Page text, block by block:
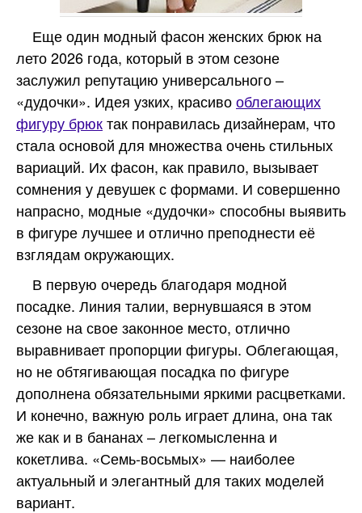
Еще один модный фасон женских брюк на
лето 2026 года, который в этом сезоне
заслужил репутацию универсального –
«дудочки». Идея узких, красивооблегающих
фигуру брюктак понравилась дизайнерам, что
стала основой для множества очень стильных
вариаций. Их фасон, как правило, вызывает
сомнения у девушек с формами. И совершенно
напрасно, модные «дудочки» способны выявить
в фигуре лучшее и отлично преподнести её
взглядам окружающих.
В первую очередь благодаря модной
посадке. Линия талии, вернувшаяся в этом
сезоне на свое законное место, отлично
выравнивает пропорции фигуры. Облегающая,
но не обтягивающая посадка по фигуре
дополнена обязательными яркими расцветками.
И конечно, важную роль играет длина, она так
же как и в бананах – легкомысленна и
кокетлива. «Семь-восьмых» — наиболее
актуальный и элегантный для таких моделей
вариант.